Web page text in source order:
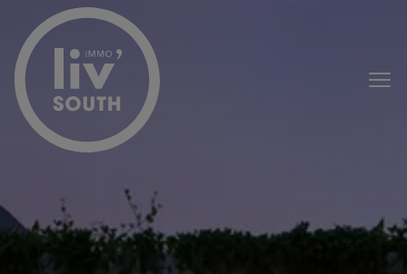
Menu overslaan en naar de inhoud gaan